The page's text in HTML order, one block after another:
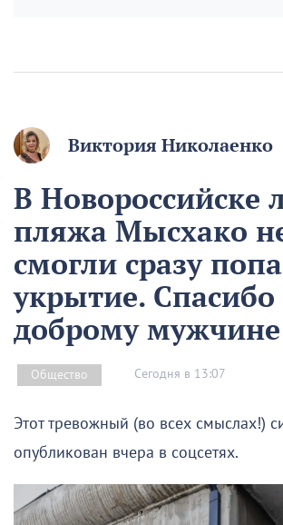
Виктория Николаенко
В Новороссийске
пляжа Мысхако
смогли сразу
укрытие. Спасибо
доброму
Общество Сегодня в 13:07
Этот тревожный (во всех смыслах!)
опубликован вчера в соцсетях.